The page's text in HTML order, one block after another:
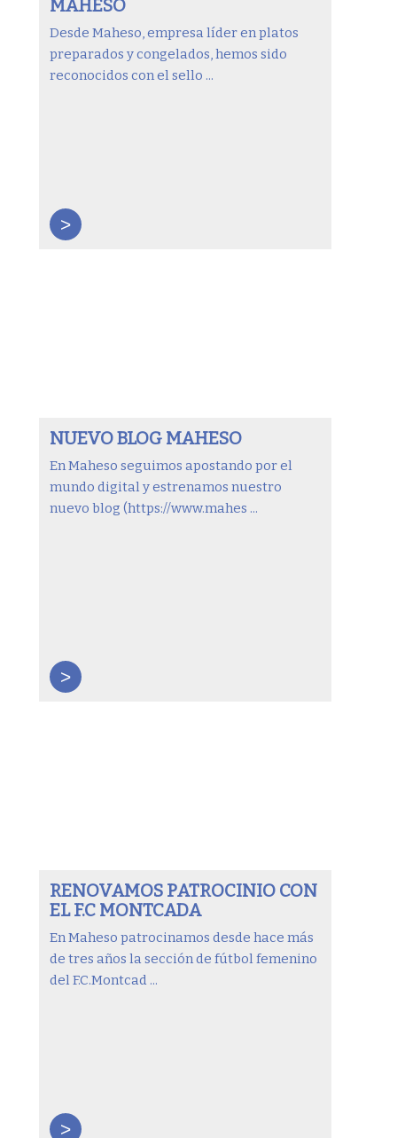
MAHESO
Desde Maheso, empresa líder en platos
preparados y congelados, hemos sido
reconocidos con el sello ...
>
NUEVO BLOG MAHESO
En Maheso seguimos apostando por el
mundo digital y estrenamos nuestro
nuevo blog (https://www.mahes ...
>
RENOVAMOS PATROCINIO CON
EL F.C MONTCADA
En Maheso patrocinamos desde hace más
de tres años la sección de fútbol femenino
del F.C.Montcad ...
>